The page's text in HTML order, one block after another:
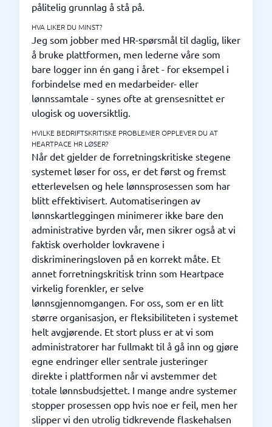
pålitelig grunnlag å stå på.
HVA LIKER DU MINST?
Jeg som jobber med HR-spørsmål til daglig, liker
å bruke plattformen, men lederne våre som
bare logger inn én gang i året - for eksempel i
forbindelse med en medarbeider- eller
lønnssamtale - synes ofte at grensesnittet er
ulogisk og uoversiktlig.
HVILKE BEDRIFTSKRITISKE PROBLEMER OPPLEVER DU AT
HEARTPACE HR LØSER?
Når det gjelder de forretningskritiske stegene
systemet løser for oss, er det først og fremst
etterlevelsen og hele lønnsprosessen som har
blitt effektivisert. Automatiseringen av
lønnskartleggingen minimerer ikke bare den
administrative byrden vår, men sikrer også at vi
faktisk overholder lovkravene i
diskrimineringsloven på en korrekt måte. Et
annet forretningskritisk trinn som Heartpace
virkelig forenkler, er selve
lønnsgjennomgangen. For oss, som er en litt
større organisasjon, er fleksibiliteten i systemet
helt avgjørende. Et stort pluss er at vi som
administratorer har fullmakt til å gå inn og gjøre
egne endringer eller sentrale justeringer
direkte i plattformen når vi avstemmer det
totale lønnsbudsjettet. I mange andre systemer
stopper prosessen opp hvis noe er feil, men her
slipper vi den utrolig tidkrevende flaskehalsen